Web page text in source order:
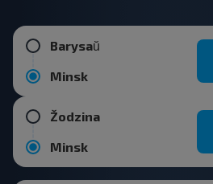
Barysaŭ
Minsk
Žodzina
Minsk